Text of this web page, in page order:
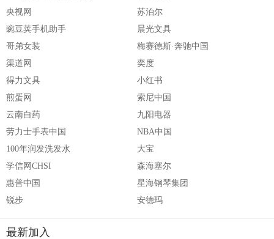
央视网
苏泊尔
豌豆荚手机助手
晨光文具
哥弟女装
梅赛德斯·奔驰中国
渠道网
奕度
得力文具
小红书
煎蛋网
索尼中国
云南白药
九阳电器
劳力士手表中国
NBA中国
100年润发洗发水
大宝
学信网CHSI
森海塞尔
惠普中国
星海钢琴集团
锐步
安德玛
最新加入